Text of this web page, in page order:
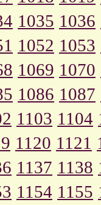
1035 1036
1052 1053
1069 1070
1086 1087
1103 1104
1120 1121
1137 1138
1154 1155